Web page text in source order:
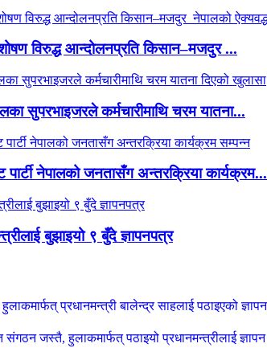
शोषण विरुद्ध आन्दोलनप्रति किसान–मजदुर ...
सुपरभाइजरले कर्मचारीमाथि चरम यातना...
पार्टी नेपालको जनतासँग अन्तरक्रिया कार्यक्रम...
बुझाइयो ९ बुँदे ज्ञापनपत्र